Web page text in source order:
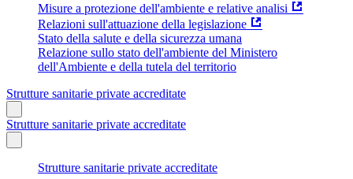
Misure a protezione dell'ambiente e relative analisi
Relazioni sull'attuazione della legislazione
Stato della salute e della sicurezza umana
Relazione sullo stato dell'ambiente del Ministero
dell'Ambiente e della tutela del territorio
Strutture sanitarie private accreditate
Strutture sanitarie private accreditate
Strutture sanitarie private accreditate